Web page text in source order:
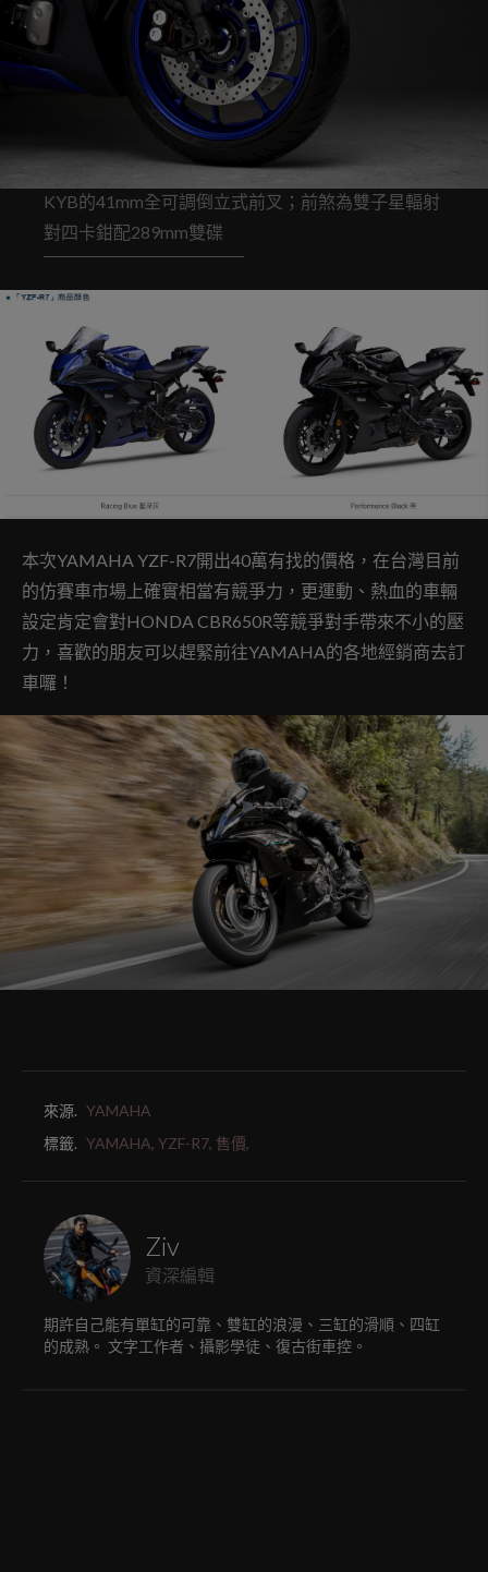
KYB的41mm全可調倒立式前叉；前煞為雙子星輻射
對四卡鉗配289mm雙碟
本次YAMAHA YZF-R7開出40萬有找的價格，在台灣目前
的仿賽車市場上確實相當有競爭力，更運動、熱血的車輛
設定肯定會對HONDA CBR650R等競爭對手帶來不小的壓
力，喜歡的朋友可以趕緊前往YAMAHA的各地經銷商去訂
車囉！
來源. YAMAHA
標籤. YAMAHA, YZF-R7, 售價,
Ziv
資深編輯
期許自己能有單缸的可靠、雙缸的浪漫、三缸的滑順、四缸
的成熟。 文字工作者、攝影學徒、復古街車控。